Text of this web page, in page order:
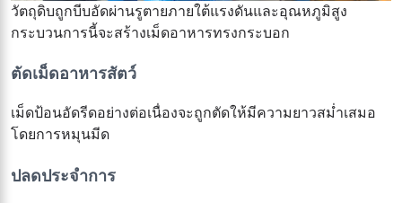
วัตถุดิบถูกบีบอัดผ่านรูตายภายใต้แรงดันและอุณหภูมิสูง
กระบวนการนี้จะสร้างเม็ดอาหารทรงกระบอก
ตัดเม็ดอาหารสัตว์
เม็ดป้อนอัดรีดอย่างต่อเนื่องจะถูกตัดให้มีความยาวสม่ำเสมอ
โดยการหมุนมีด
ปลดประจำการ